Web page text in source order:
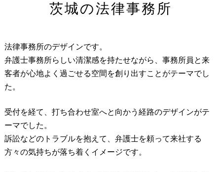
茨城の法律事務所
法律事務所のデザインです。
弁護士事務所らしい清潔感を持たせながら、事務所員と来
客者が心地よく過ごせる空間を創り出すことがテーマでし
た。
受付を経て、打ち合わせ室へと向かう経路のデザインがテ
ーマでした。
訴訟などのトラブルを抱えて、弁護士を頼って来社する
方々の気持ちが落ち着くイメージです。